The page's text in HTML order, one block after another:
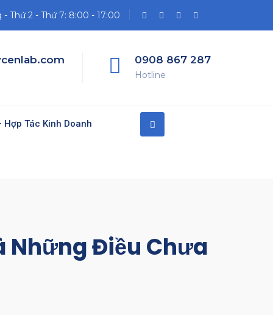
Thứ 2 - Thứ 7: 8:00 - 17:00
0908 867 287
Hotline
Hợp Tác Kinh Doanh
Những Điều Chưa